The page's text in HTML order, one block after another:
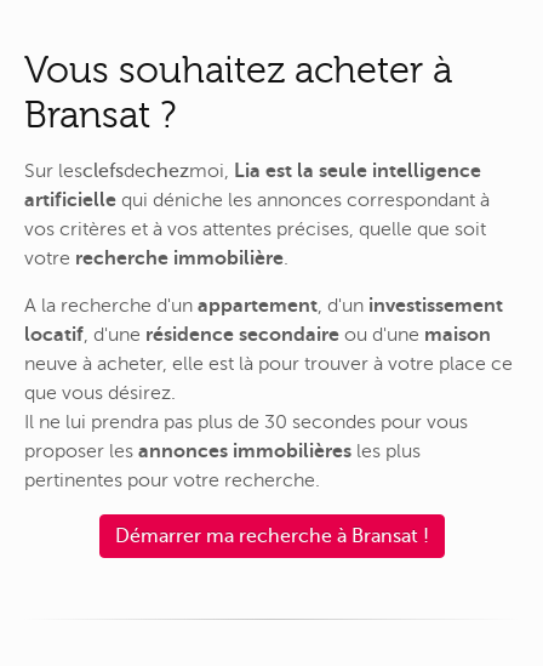
Vous souhaitez acheter à
Bransat ?
Sur lesclefsdechezmoi, Lia est la seule intelligence
artificielle qui déniche les annonces correspondant à
vos critères et à vos attentes précises, quelle que soit
votre recherche immobilière.
A la recherche d'un appartement, d'un investissement
locatif, d'une résidence secondaire ou d'une maison
neuve à acheter, elle est là pour trouver à votre place ce
que vous désirez.
Il ne lui prendra pas plus de 30 secondes pour vous
proposer les annonces immobilières les plus
pertinentes pour votre recherche.
Démarrer ma recherche à Bransat !